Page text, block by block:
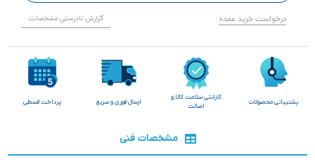
درخواست خرید عمده گزارش نادرستی مشخصات
پشتیبانی محصولات
گارانتی سلامت کالا و
اصالت
ارسال فوری و سریع پرداخت قسطی
مشخصات فنی